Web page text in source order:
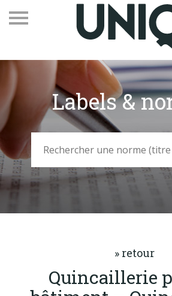
Recevez notre newsletter
Vos contacts
Espace adhérents
EN
Produits
Labels &
» retour
Quincaillerie